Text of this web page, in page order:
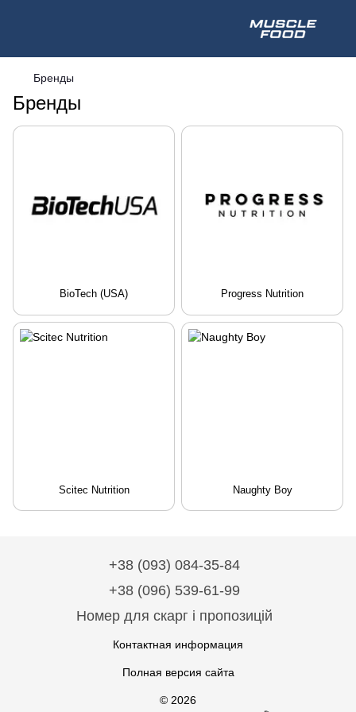
Бренды
Бренды
BioTech (USA) Progress Nutrition
Scitec Nutrition Naughty Boy
+38 (093) 084-35-84
+38 (096) 539-61-99
Номер для скарг і пропозицій
Контактная информация
Полная версия сайта
© 2026